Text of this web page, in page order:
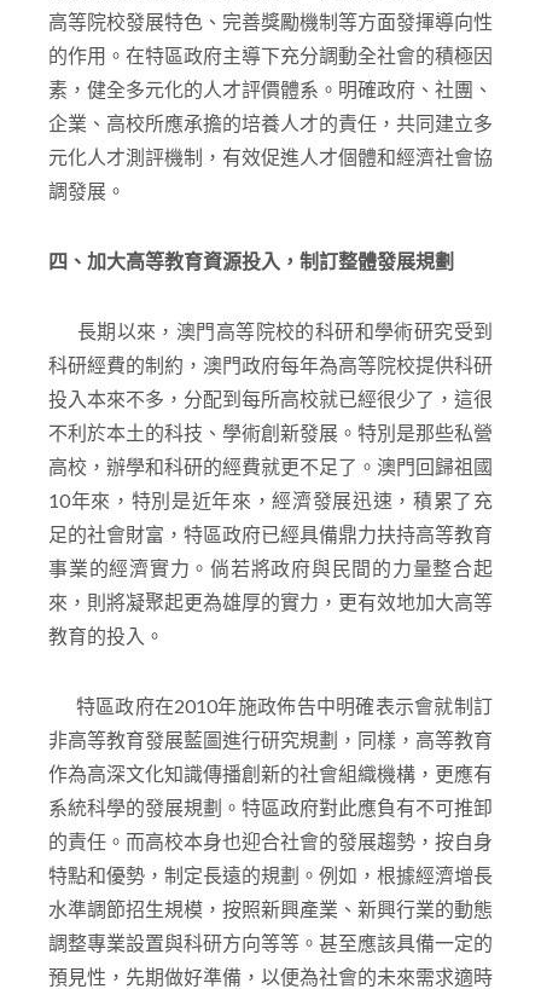
高等院校發展特色、完善獎勵機制等方面發揮導向性
的作用。在特區政府主導下充分調動全社會的積極因
素，健全多元化的人才評價體系。明確政府、社團、
企業、高校所應承擔的培養人才的責任，共同建立多
元化人才測評機制，有效促進人才個體和經濟社會協
調發展。
四、加大高等教育資源投入，制訂整體發展規劃
長期以來，澳門高等院校的科研和學術研究受到
科研經費的制約，澳門政府每年為高等院校提供科研
投入本來不多，分配到每所高校就已經很少了，這很
不利於本土的科技、學術創新發展。特別是那些私營
高校，辦學和科研的經費就更不足了。澳門回歸祖國
10年來，特別是近年來，經濟發展迅速，積累了充
足的社會財富，特區政府已經具備鼎力扶持高等教育
事業的經濟實力。倘若將政府與民間的力量整合起
來，則將凝聚起更為雄厚的實力，更有效地加大高等
教育的投入。
特區政府在2010年施政佈告中明確表示會就制訂
非高等教育發展藍圖進行研究規劃，同樣，高等教育
作為高深文化知識傳播創新的社會組織機構，更應有
系統科學的發展規劃。特區政府對此應負有不可推卸
的責任。而高校本身也迎合社會的發展趨勢，按自身
特點和優勢，制定長遠的規劃。例如，根據經濟增長
水準調節招生規模，按照新興產業、新興行業的動態
調整專業設置與科研方向等等。甚至應該具備一定的
預見性，先期做好準備，以便為社會的未來需求適時